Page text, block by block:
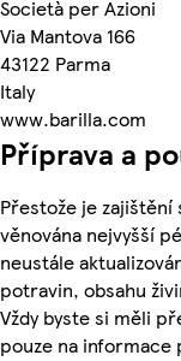
Società per Azioni
Via Mantova 166
43122 Parma
Italy
www.barilla.com
Příprava a
Přestože je
věnována nejvyšší
neustále
potravin, obsahu
Vždy byste si měli
pouze na